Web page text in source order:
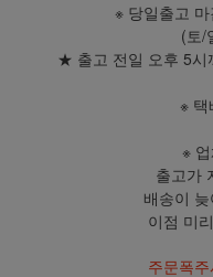
※ 당일출고
(토/
★ 출고 전일 오후 5시
※ 택
※
출고가
배송이
이점 미
주문폭